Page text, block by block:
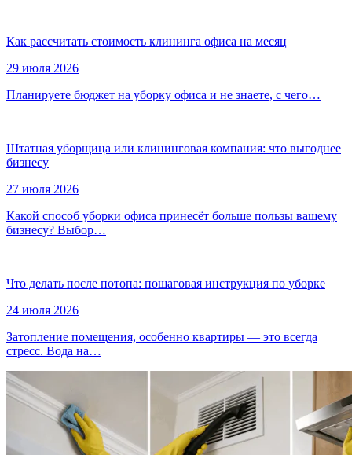
Как рассчитать стоимость клининга офиса на месяц
29 июля 2026
Планируете бюджет на уборку офиса и не знаете, с чего…
Штатная уборщица или клининговая компания: что выгоднее
бизнесу
27 июля 2026
Какой способ уборки офиса принесёт больше пользы вашему
бизнесу? Выбор…
Что делать после потопа: пошаговая инструкция по уборке
24 июля 2026
Затопление помещения, особенно квартиры — это всегда
стресс. Вода на…